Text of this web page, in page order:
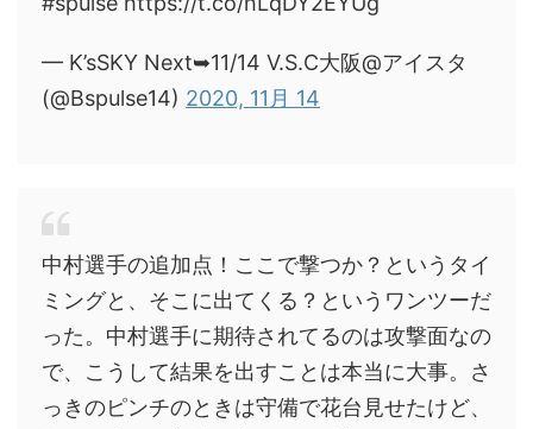
— K’sSKY Next➥11/14 V.S.C大阪@アイスタ
(@Bspulse14) 2020, 11月 14
中村選手の追加点！ここで撃つか？というタイ
ミングと、そこに出てくる？というワンツーだ
った。中村選手に期待されてるのは攻撃面なの
で、こうして結果を出すことは本当に大事。さ
っきのピンチのときは守備で花台見せたけど、